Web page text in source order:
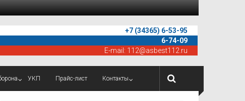
+7 (34365) 6-53-95
6-74-09
E-mail: 112@asbest112.ru
УКП Прайс-лист Контакты